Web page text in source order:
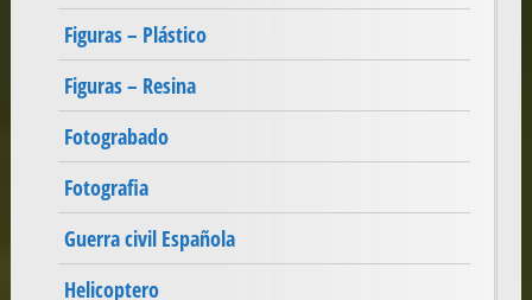
Figuras – Plástico
Figuras – Resina
Fotograbado
Fotografia
Guerra civil Española
Helicoptero